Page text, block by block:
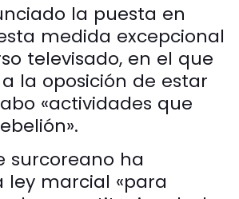
la puesta en
medida excepcional
televisado, en el que
la oposición de estar
«actividades que
surcoreano ha
ley marcial «para